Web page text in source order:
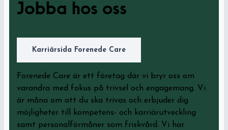
Jobba hos oss
Karriärsida Forenede Care
Forenede Care är ett företag där vi bryr oss om
varandra med fokus på trivsel och engagemang. Vi
är måna om att du ska trivas och erbjuder dig
möjligheter till kompetens- och karriärutveckling
samt personalförmåner som friskvård. Vi har